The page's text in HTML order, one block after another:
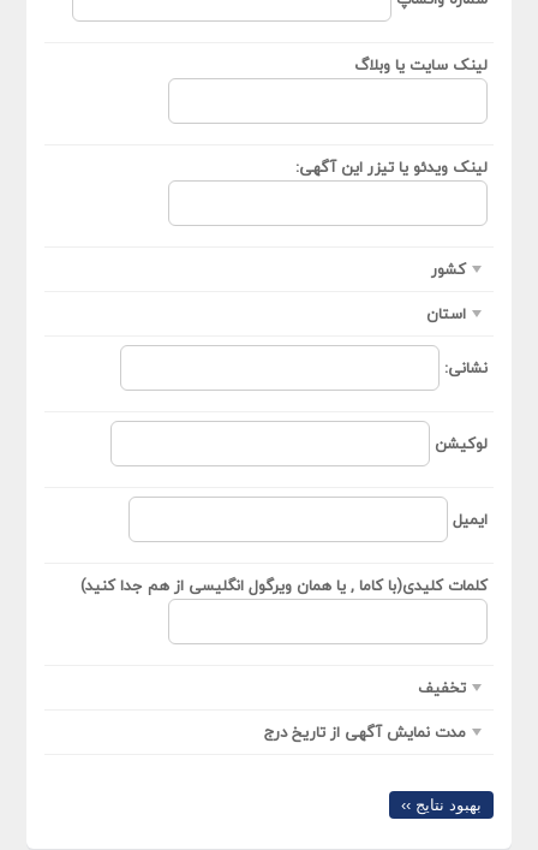
لینک سایت یا وبلاگ
لینک ویدئو یا تیزر این آگهی:
کشور
استان
نشانی:
لوکیشن
ایمیل
کلمات کلیدی(با کاما , یا همان ویرگول انگلیسی از هم جدا کنید)
تخفیف
مدت نمایش آگهی از تاریخ درج
بهبود نتایج ››